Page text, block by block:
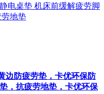
电桌垫 机床前缓解疲劳脚
地垫
边防疲劳垫，卡优环保防
，抗疲劳地垫，卡优环保